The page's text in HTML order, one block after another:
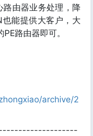
路由器业务处理，降
能提供大客户，大
路由器即可。
archive/2